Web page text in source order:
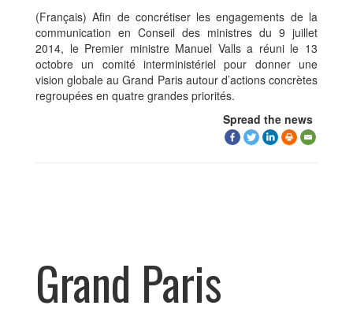
(Français) Afin de concrétiser les engagements de la
communication en Conseil des ministres du 9 juillet
2014, le Premier ministre Manuel Valls a réuni le 13
octobre un comité interministériel pour donner une
vision globale au Grand Paris autour d’actions concrètes
regroupées en quatre grandes priorités.
Spread the news
Grand Paris